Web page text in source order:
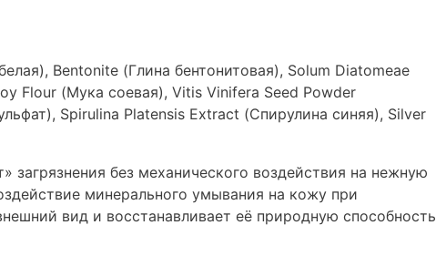
Bentonite (Глина бентонитовая), Solum Diatomeae
Flour (Мука соевая), Vitis Vinifera Seed Powder
Spirulina Platensis Extract (Спирулина синяя), Silver
загрязнения без механического воздействия на нежную
минерального умывания на кожу при
вид и восстанавливает её природную способность